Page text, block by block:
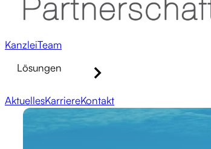
KanzleiTeam
Lösungen
AktuellesKarriereKontakt